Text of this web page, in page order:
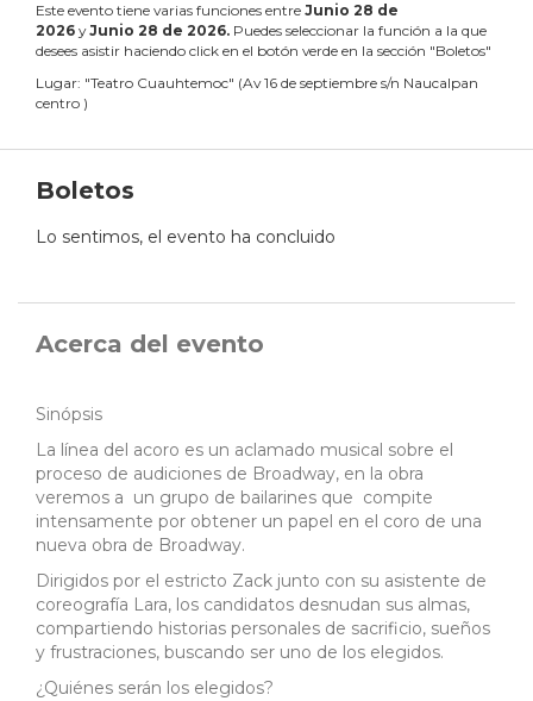
Este evento tiene varias funciones entre Junio 28 de
2026 yJunio 28 de 2026. Puedes seleccionar la función a la que
desees asistir haciendo click en el botón verde en la sección "Boletos"
Lugar: "Teatro Cuauhtemoc" (Av 16 de septiembre s/n Naucalpan
centro )
Boletos
Lo sentimos, el evento ha concluido
Acerca del evento
Sinópsis
La línea del acoro es un aclamado musical sobre el
proceso de audiciones de Broadway, en la obra
veremos a un grupo de bailarines que compite
intensamente por obtener un papel en el coro de una
nueva obra de Broadway.
Dirigidos por el estricto Zack junto con su asistente de
coreografía Lara, los candidatos desnudan sus almas,
compartiendo historias personales de sacrificio, sueños
y frustraciones, buscando ser uno de los elegidos.
¿Quiénes serán los elegidos?